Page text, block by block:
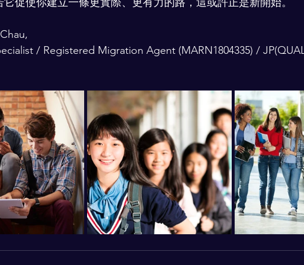
/ Registered Migration Agent (MARN1804335) /